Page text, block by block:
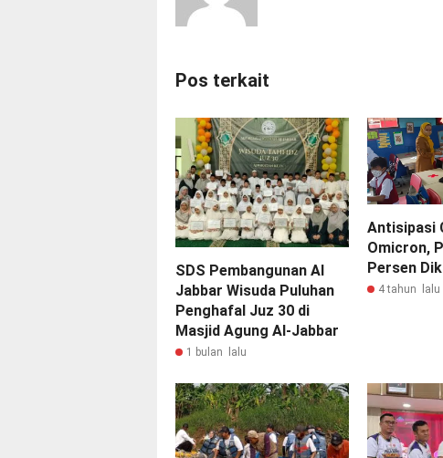
Pos terkait
SDS Pembangunan Al
Jabbar Wisuda Puluhan
Penghafal Juz 30 di
Masjid Agung Al-Jabbar
1 bulan lalu
Antisipasi
Omicron,
Persen
4 tahun lalu